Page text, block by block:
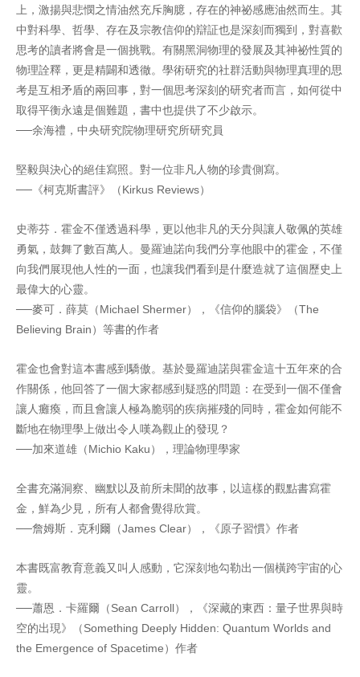
上，激揚與悲憫之情油然充斥胸臆，存在的神祕感應油然而生。其
中對科學、哲學、存在及宗教信仰的辯証也是深刻而獨到，對喜歡
思考的讀者將會是一個挑戰。有關黑洞物理的發展及其神祕性質的
物理詮釋，更是精闢和透徹。學術研究的社群活動與物理真理的思
考是互相矛盾的兩回事，對一個思考深刻的研究者而言，如何從中
取得平衡永遠是個難題，書中也提供了不少啟示。
──余海禮，中央研究院物理研究所研究員
堅毅與決心的絕佳寫照。對一位非凡人物的珍貴側寫。
──《柯克斯書評》（Kirkus Reviews）
史蒂芬．霍金不僅透過科學，更以他非凡的天分與讓人敬佩的英雄
勇氣，鼓舞了數百萬人。曼羅迪諾向我們分享他眼中的霍金，不僅
向我們展現他人性的一面，也讓我們看到是什麼造就了這個歷史上
最偉大的心靈。
──麥可．薛莫（Michael Shermer），《信仰的腦袋》（The
Believing Brain）等書的作者
霍金也會對這本書感到驕傲。基於曼羅迪諾與霍金這十五年來的合
作關係，他回答了一個大家都感到疑惑的問題：在受到一個不僅會
讓人癱瘓，而且會讓人極為脆弱的疾病摧殘的同時，霍金如何能不
斷地在物理學上做出令人嘆為觀止的發現？
──加來道雄（Michio Kaku），理論物理學家
全書充滿洞察、幽默以及前所未聞的故事，以這樣的觀點書寫霍
金，鮮為少見，所有人都會覺得欣賞。
──詹姆斯．克利爾（James Clear），《原子習慣》作者
本書既富教育意義又叫人感動，它深刻地勾勒出一個橫跨宇宙的心
靈。
──蕭恩．卡羅爾（Sean Carroll），《深藏的東西：量子世界與時
空的出現》（Something Deeply Hidden: Quantum Worlds and
the Emergence of Spacetime）作者